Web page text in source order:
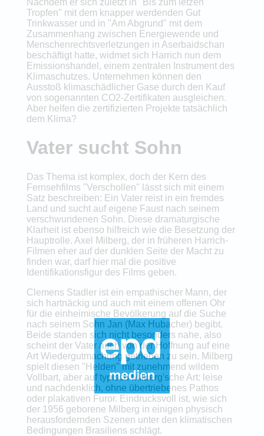
Tropfen" mit dem knapper werdenden Gut
Trinkwasser und in "Am Abgrund" mit dem
Zusammenhang zwischen Energiewende und
Menschenrechtsverletzungen in Aserbaidschan
beschäftigt hatte, widmet sich Harrich nun dem
Emissionshandel, einem zentralen Instrument des
Klimaschutzes. Unternehmen können den
Ausstoß klimaschädlicher Gase durch den Kauf
von sogenannten CO2-Zertifikaten ausgleichen.
Aber helfen die zertifizierten Projekte tatsächlich
dem Klima?
Vater sucht Sohn
Das Thema ist komplex, doch der Kern des
Fernsehfilms "Verschollen" lässt sich mit einem
Satz beschreiben: Ein Vater reist in ein fremdes
Land und sucht auf eigene Faust nach seinem
verschwundenen Sohn. Diese dramaturgische
Klarheit ist ebenso hilfreich wie die Besetzung der
Hauptrolle. Axel Milberg, der in früheren Harrich-
Filmen eher auf der dunklen Seite der Macht zu
finden war, darf hier mal die positive
Identifikationsfigur des Films geben.
Clemens Stadler ist ein empathischer Mann, der
sich hartnäckig und auch mit einem offenen Ohr
für die einheimische Bevölkerung auf die Suche
nach seinem Sohn Jan (Max Hubacher) begibt.
Beide standen sich nicht besonders nahe, also
scheint der Vater auch von der Hoffnung auf eine
Art Wiedergutmachung getrieben zu sein. Milberg
spielt diesen "Helden" mit zunehmend wildem
Vollbart, aber auf typisch Milberg'sche Art: leise
und nachdenklich, ohne übertriebenes Pathos
oder plakativen Furor. Eindrucksvoll ist, wie sich
der 1956 geborene Milberg in einigen physisch
herausfordernden Szenen unter den klimatischen
Bedingungen Brasiliens schlägt.